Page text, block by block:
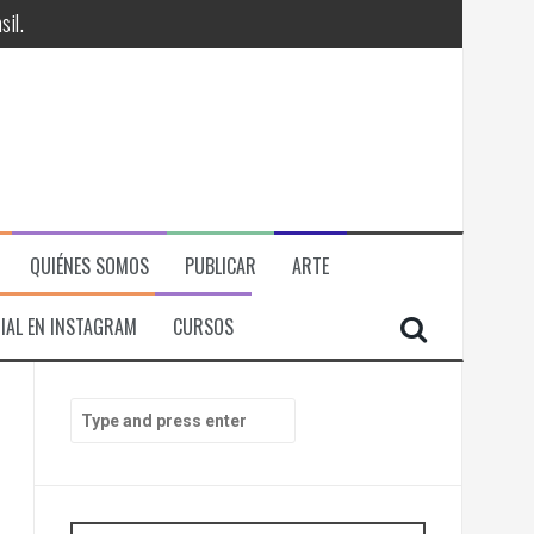
ECONOMICA Y POLITICA
QUIÉNES SOMOS PUBLICAR ARTE
EN INSTAGRAM CURSOS
h